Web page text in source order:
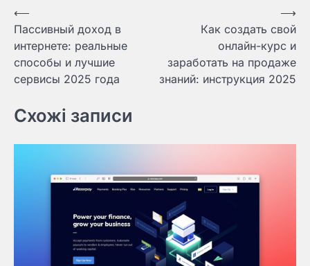
Навигация
по
записям
⟵
Пассивный доход в
интернете: реальные
способы и лучшие
сервисы 2025 года
Как создать свой
онлайн-курс и
заработать на продаже
знаний: инструкция 2025
⟶
Схожі записи